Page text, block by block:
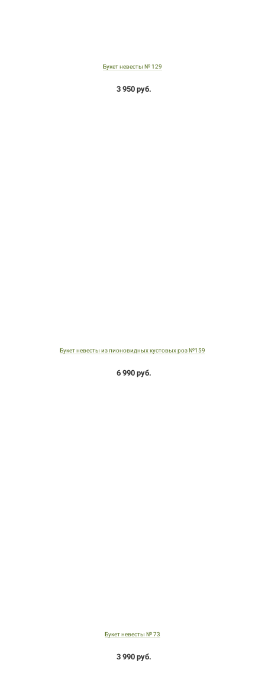
Букет невесты № 129
3 950 руб.
Букет невесты из пионовидных кустовых роз №159
6 990 руб.
Букет невесты № 73
3 990 руб.